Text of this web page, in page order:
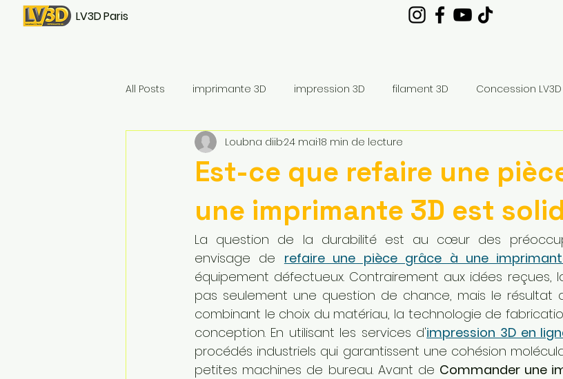
LV3D Paris
All Posts imprimante 3D impression 3D filament 3D Concession LV3D
CREALITY SPARKX i7 Color Combo bambulab X2D combo
Est-ce que refaire une
une imprimante 3D est
Loubna diib24 mai18 min de lecture
La question de la durabilité est au cœur des
envisage de refaire une pièce grâce à une
équipement défectueux. Contrairement aux idées reçues,
pas seulement une question de chance, mais le résultat
combinant le choix du matériau, la technologie de
conception. En utilisant les services d'impression 3D en
procédés industriels qui garantissent une cohésion
petites machines de bureau. Avant de Commander une